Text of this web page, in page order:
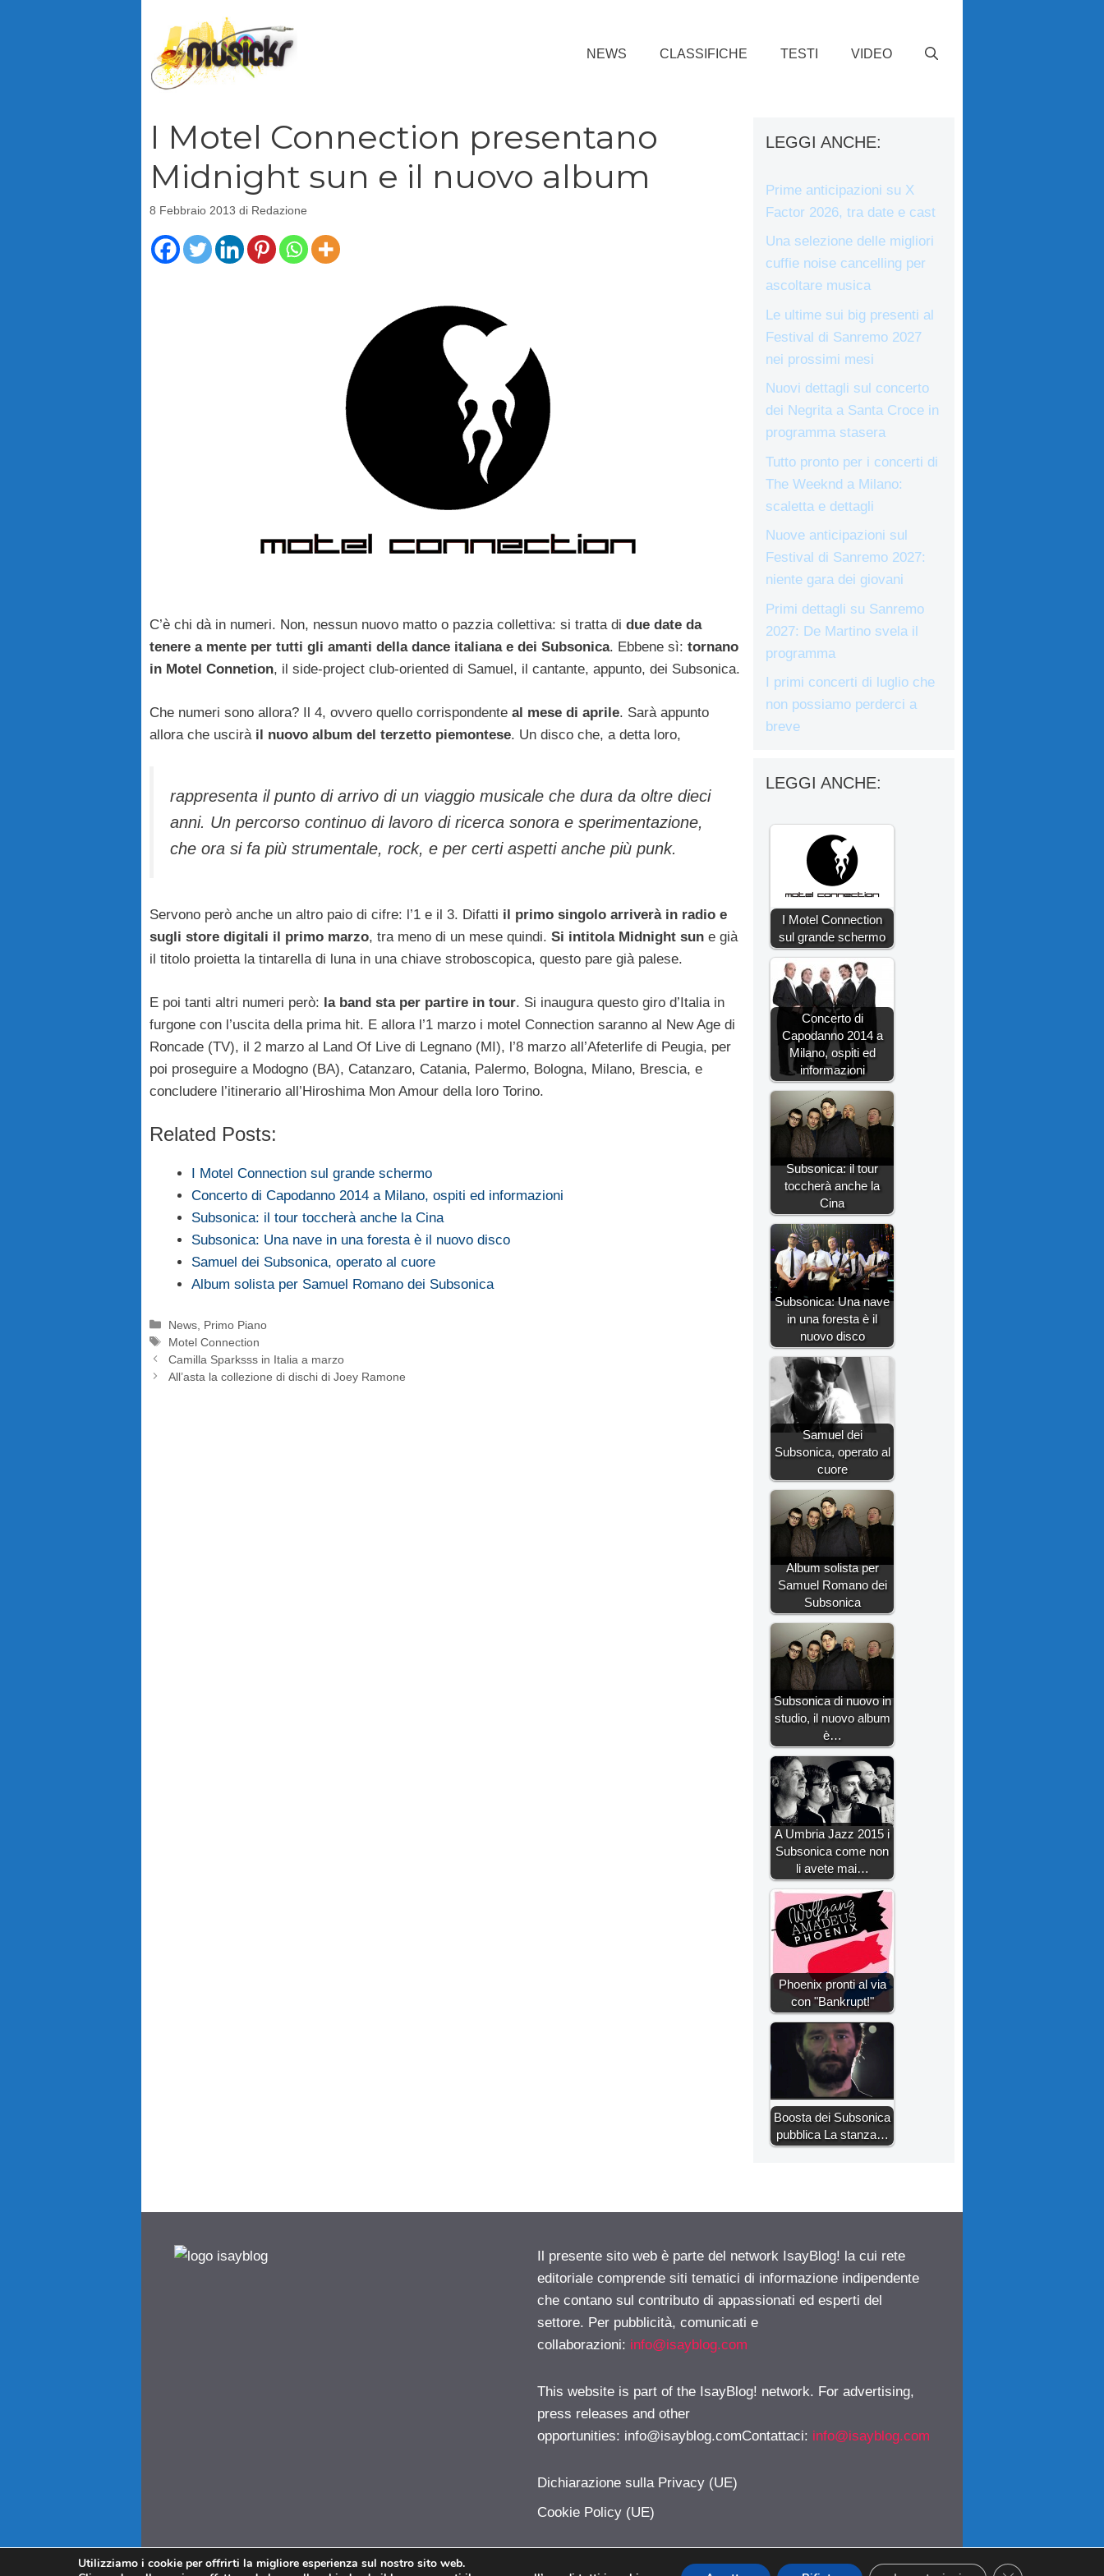
NEWS CLASSIFICHE TESTI VIDEO
I Motel Connection presentano
Midnight sun e il nuovo album
8 Febbraio 2013 di Redazione
C’è chi dà in numeri. Non, nessun nuovo matto o pazzia collettiva: si tratta di due date da
tenere a mente per tutti gli amanti della dance italiana e dei Subsonica. Ebbene sì: tornano
in Motel Connetion, il side-project club-oriented di Samuel, il cantante, appunto, dei Subsonica.
Che numeri sono allora? Il 4, ovvero quello corrispondente al mese di aprile. Sarà appunto
allora che uscirà il nuovo album del terzetto piemontese. Un disco che, a detta loro,
rappresenta il punto di arrivo di un viaggio musicale che dura da oltre dieci
anni. Un percorso continuo di lavoro di ricerca sonora e sperimentazione,
che ora si fa più strumentale, rock, e per certi aspetti anche più punk.
Servono però anche un altro paio di cifre: l’1 e il 3. Difatti il primo singolo arriverà in radio e
sugli store digitali il primo marzo, tra meno di un mese quindi. Si intitola Midnight sun e già
il titolo proietta la tintarella di luna in una chiave stroboscopica, questo pare già palese.
E poi tanti altri numeri però: la band sta per partire in tour. Si inaugura questo giro d’Italia in
furgone con l’uscita della prima hit. E allora l’1 marzo i motel Connection saranno al New Age di
Roncade (TV), il 2 marzo al Land Of Live di Legnano (MI), l’8 marzo all’Afeterlife di Peugia, per
poi proseguire a Modogno (BA), Catanzaro, Catania, Palermo, Bologna, Milano, Brescia, e
concludere l’itinerario all’Hiroshima Mon Amour della loro Torino.
Related Posts:
I Motel Connection sul grande schermo
Concerto di Capodanno 2014 a Milano, ospiti ed informazioni
Subsonica: il tour toccherà anche la Cina
Subsonica: Una nave in una foresta è il nuovo disco
Samuel dei Subsonica, operato al cuore
Album solista per Samuel Romano dei Subsonica
Categorie
News Primo Piano
Tag
Motel Connection
Camilla Sparksss in Italia a marzo
All’asta la collezione di dischi di Joey Ramone
LEGGI ANCHE:
Prime anticipazioni su X
Factor 2026, tra date e cast
Una selezione delle migliori
cuffie noise cancelling per
ascoltare musica
Le ultime sui big presenti al
Festival di Sanremo 2027
nei prossimi mesi
Nuovi dettagli sul concerto
dei Negrita a Santa Croce in
programma stasera
Tutto pronto per i concerti di
The Weeknd a Milano:
scaletta e dettagli
Nuove anticipazioni sul
Festival di Sanremo 2027:
niente gara dei giovani
Primi dettagli su Sanremo
2027: De Martino svela il
programma
I primi concerti di luglio che
non possiamo perderci a
breve
LEGGI ANCHE:
I Motel Connection
sul grande schermo
Concerto di
Capodanno 2014 a
Milano, ospiti ed
informazioni
Subsonica: il tour
toccherà anche la
Cina
Subsonica: Una nave
in una foresta è il
nuovo disco
Samuel dei
Subsonica, operato al
cuore
Album solista per
Samuel Romano dei
Subsonica
Subsonica di nuovo in
studio, il nuovo album
è…
A Umbria Jazz 2015 i
Subsonica come non
li avete mai…
Phoenix pronti al via
con "Bankrupt!"
Boosta dei Subsonica
pubblica La stanza…
Il presente sito web è parte del network IsayBlog! la cui rete
editoriale comprende siti tematici di informazione indipendente
che contano sul contributo di appassionati ed esperti del
settore. Per pubblicità, comunicati e
collaborazioni: info@isayblog.com
This website is part of the IsayBlog! network. For advertising,
press releases and other
opportunities: info@isayblog.comContattaci: info@isayblog.com
Dichiarazione sulla Privacy (UE)
Cookie Policy (UE)
Utilizziamo i cookie per offrirti la migliore esperienza sul nostro sito web.